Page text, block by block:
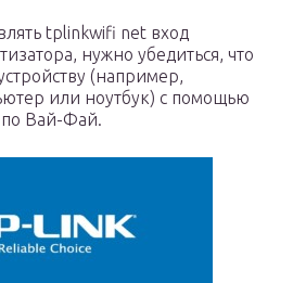
tplinkwifi net вход
нужно убедиться, что
(например,
или ноутбук) с помощью
по Вай-Фай.